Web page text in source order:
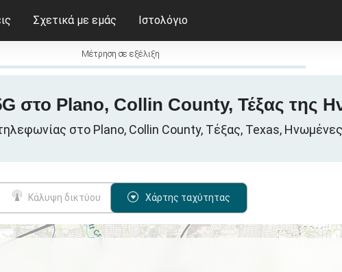
Σχετικά με εμάς Ιστολόγιο
Μέτρηση σε εξέλιξη
στο Plano, Collin County, Τέξας της
στο Plano, Collin County, Τέξας, Texas,
Κάλυψη δικτύου Χάρτης ταχύτητας